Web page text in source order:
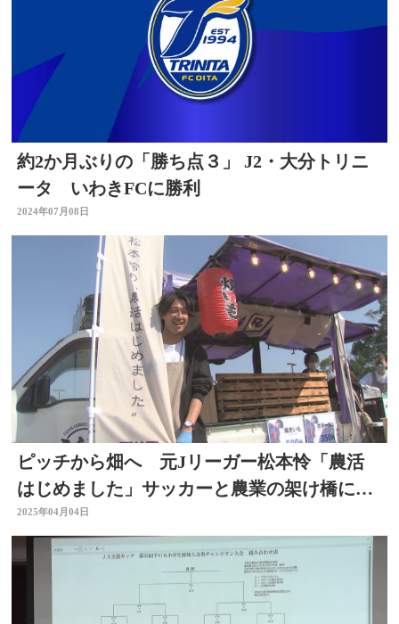
約2か月ぶりの「勝ち点３」 J2・大分トリニ
ータ いわきFCに勝利
2024年07月08日
ピッチから畑へ 元Jリーガー松本怜「農活
はじめました」サッカーと農業の架け橋に
大分
2025年04月04日